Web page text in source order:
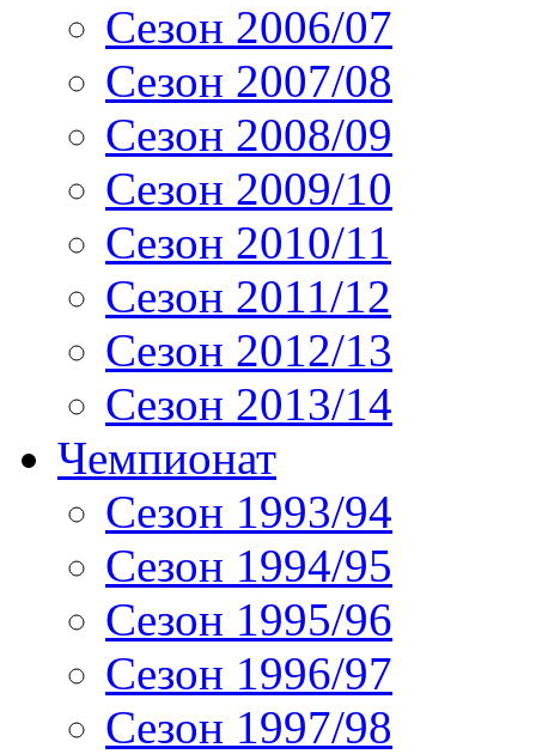
Сезон 2006/07
Сезон 2007/08
Сезон 2008/09
Сезон 2009/10
Сезон 2010/11
Сезон 2011/12
Сезон 2012/13
Сезон 2013/14
Чемпионат
Сезон 1993/94
Сезон 1994/95
Сезон 1995/96
Сезон 1996/97
Сезон 1997/98